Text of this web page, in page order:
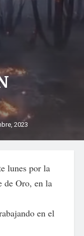
2023
lunes por la
de Oro, en la
en el